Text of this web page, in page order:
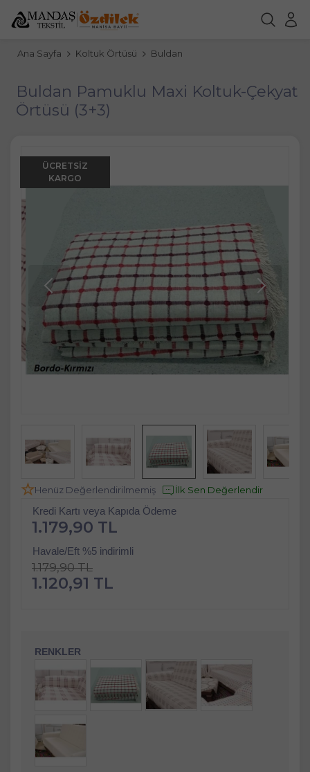
Ana Sayfa Koltuk Örtüsü Buldan
Buldan Pamuklu Maxi Koltuk-Çekyat
Örtüsü (3+3)
ÜCRETSIZ
KARGO
Henüz Değerlendirilmemiş İlk Sen Değerlendir
Kredi Kartı veya Kapıda Ödeme
1.179,90 TL
Havale/Eft %5 indirimli
1.179,90 TL
1.120,91 TL
RENKLER